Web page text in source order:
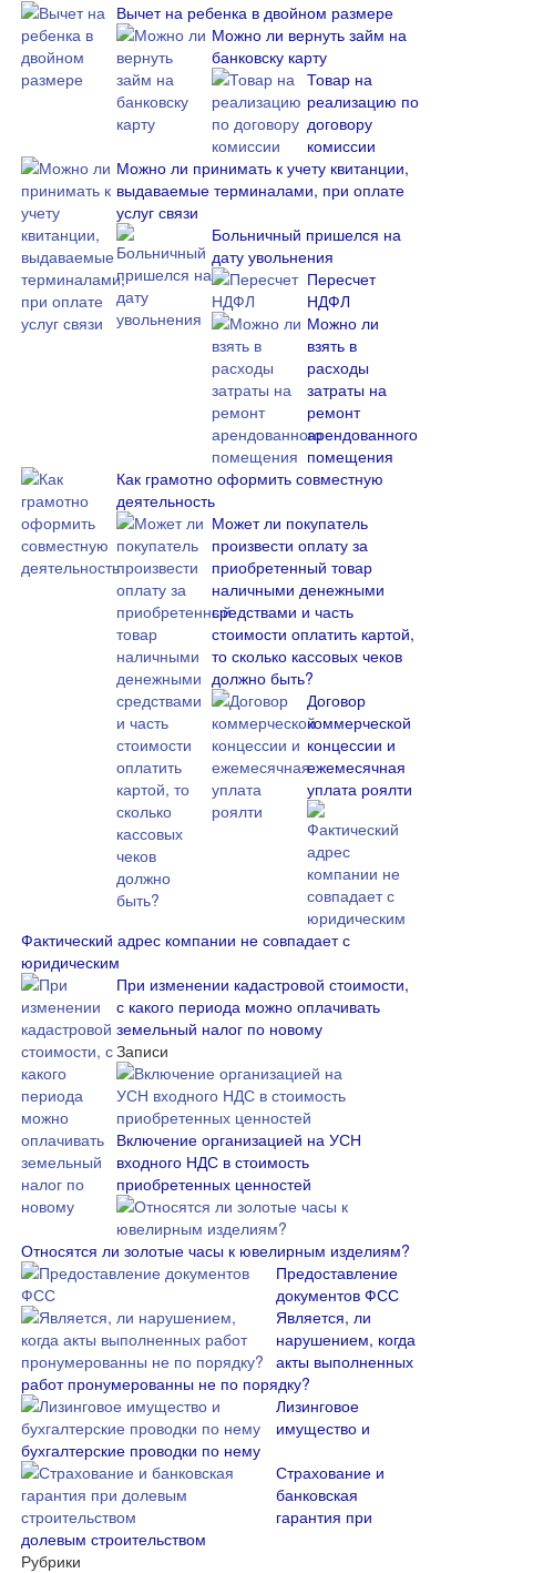
Вычет на ребенка в двойном размере
Можно ли вернуть займ на
банковску карту
Товар на
реализацию по
договору
комиссии
Можно ли принимать к учету квитанции,
выдаваемые терминалами, при оплате
услуг связи
Больничный пришелся на
дату увольнения
Пересчет
НДФЛ
Можно ли
взять в
расходы
затраты на
ремонт
арендованного
помещения
Как грамотно оформить совместную
деятельность
Может ли покупатель
произвести оплату за
приобретенный товар
наличными денежными
средствами и часть
стоимости оплатить картой,
то сколько кассовых чеков
должно быть?
Договор
коммерческой
концессии и
ежемесячная
уплата роялти
Фактический адрес компании не совпадает с
юридическим
При изменении кадастровой стоимости,
с какого периода можно оплачивать
земельный налог по новому
Записи
Включение организацией на УСН
входного НДС в стоимость
приобретенных ценностей
Относятся ли золотые часы к ювелирным изделиям?
Предоставление
документов ФСС
Является, ли
нарушением, когда
акты выполненных
работ пронумерованны не по порядку?
Лизинговое
имущество и
бухгалтерские проводки по нему
Страхование и
банковская
гарантия при
долевым строительством
Рубрики